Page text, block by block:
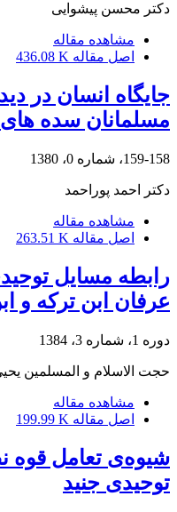
دکتر محسن پیشوایی
مشاهده مقاله
اصل مقاله 436.08 K
جایگاه انسان در
مسلمانان سده های
159-158، شماره 0، 1380
دکتر احمد پوراحمد
مشاهده مقاله
اصل مقاله 263.51 K
رابطه مسایل
عرفان ابن ترکه و
دوره 1، شماره 3، 1384
حجت الاسلام و المسلمین
مشاهده مقاله
اصل مقاله 199.99 K
شیوه‌ی تعامل قوه
توحیدی جنید